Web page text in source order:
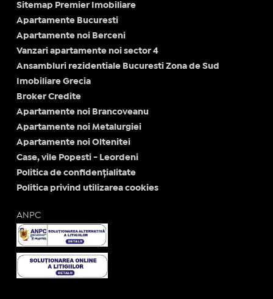
Sitemap Premier Imobiliare
Apartamente Bucuresti
Apartamente noi Berceni
Vanzari apartamente noi sector 4
Ansambluri rezidentiale Bucuresti Zona de Sud
Imobiliare Grecia
Broker Credite
Apartamente noi Brancoveanu
Apartamente noi Metalurgiei
Apartamente noi Oltenitei
Case, vile Popesti - Leordeni
Politica de confidențialitate
Politica privind utilizarea cookies
ANPC